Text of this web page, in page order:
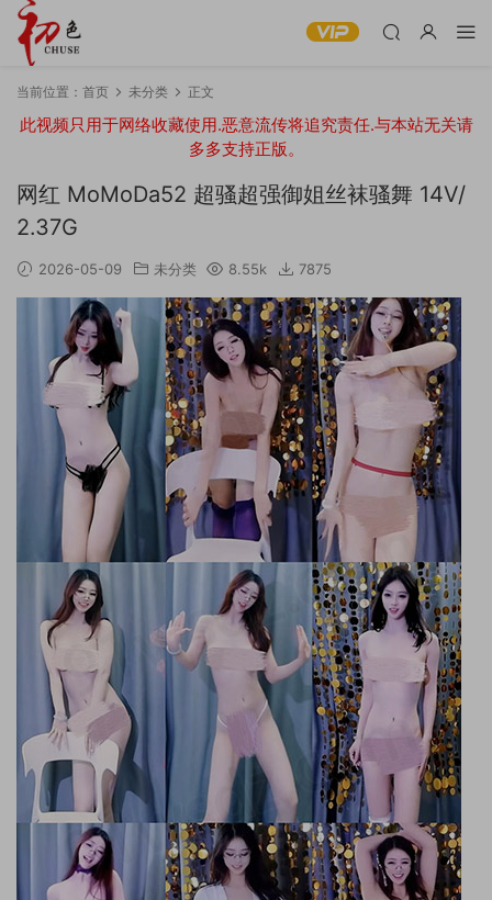
当前位置： 首页 未分类 正文
此视频只用于网络收藏使用.恶意流传将追究责任.与本站无关请
多多支持正版。
网红 MoMoDa52 超骚超强御姐丝袜骚舞 14V/
2.37G
2026-05-09 未分类 8.55k 7875